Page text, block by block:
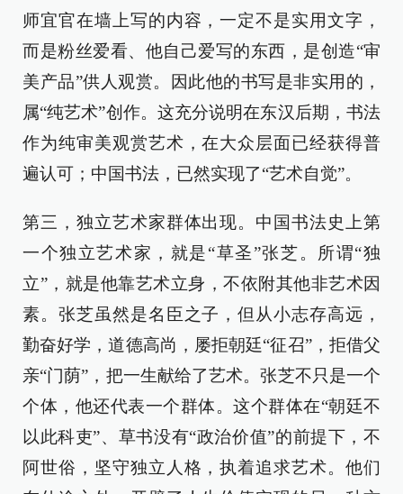
师宜官在墙上写的内容，一定不是实用文字，
而是粉丝爱看、他自己爱写的东西，是创造“审
美产品”供人观赏。因此他的书写是非实用的，
属“纯艺术”创作。这充分说明在东汉后期，书法
作为纯审美观赏艺术，在大众层面已经获得普
遍认可；中国书法，已然实现了“艺术自觉”。
第三，独立艺术家群体出现。中国书法史上第
一个独立艺术家，就是“草圣”张芝。所谓“独
立”，就是他靠艺术立身，不依附其他非艺术因
素。张芝虽然是名臣之子，但从小志存高远，
勤奋好学，道德高尚，屡拒朝廷“征召”，拒借父
亲“门荫”，把一生献给了艺术。张芝不只是一个
个体，他还代表一个群体。这个群体在“朝廷不
以此科吏”、草书没有“政治价值”的前提下，不
阿世俗，坚守独立人格，执着追求艺术。他们